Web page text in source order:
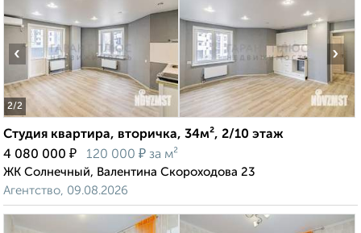
2/2
‹ ›
Студия квартира, вторичка, 34м², 2/10 этаж
4 080 000 ₽ 120 000 ₽ за м²
ЖК Солнечный, Валентина Скороходова 23
Агентство, 09.08.2026